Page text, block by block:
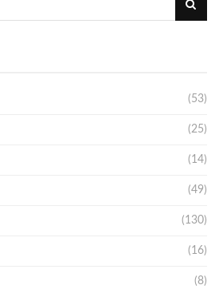
(53)
(25)
(14)
(49)
(130)
(16)
(8)